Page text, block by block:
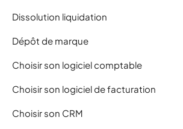
Dissolution liquidation
Dépôt de marque
Choisir son logiciel comptable
Choisir son logiciel de facturation
Choisir son CRM